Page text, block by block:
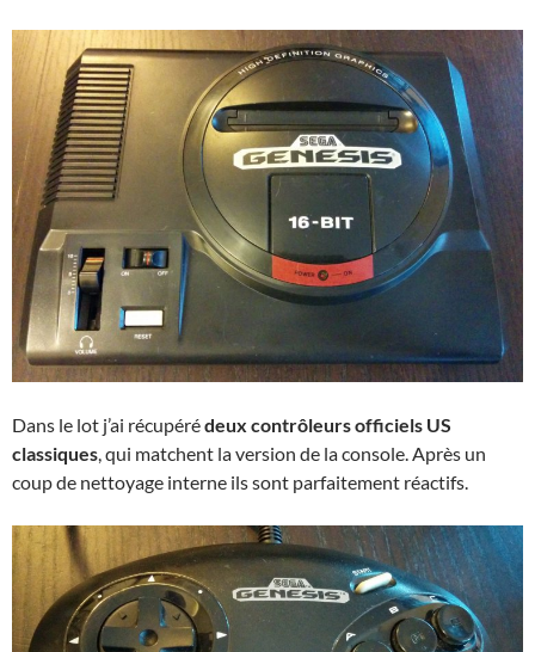
Dans le lot j’ai récupérédeux contrôleurs officiels US
classiques, qui matchent la version de la console. Après un
coup de nettoyage interne ils sont parfaitement réactifs.